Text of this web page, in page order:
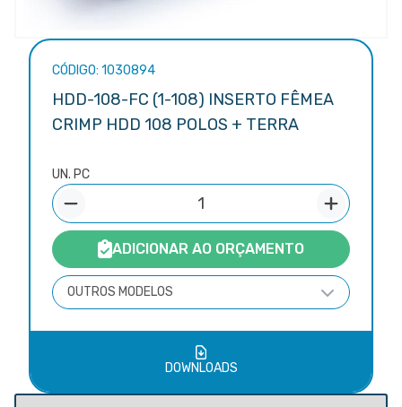
CÓDIGO: 1030894
HDD-108-FC (1-108) INSERTO FÊMEA
CRIMP HDD 108 POLOS + TERRA
UN. PC
ADICIONAR AO ORÇAMENTO
OUTROS MODELOS
DOWNLOADS